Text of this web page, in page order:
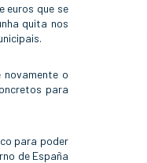
euros que se
quita nos
o
para
para poder
de España